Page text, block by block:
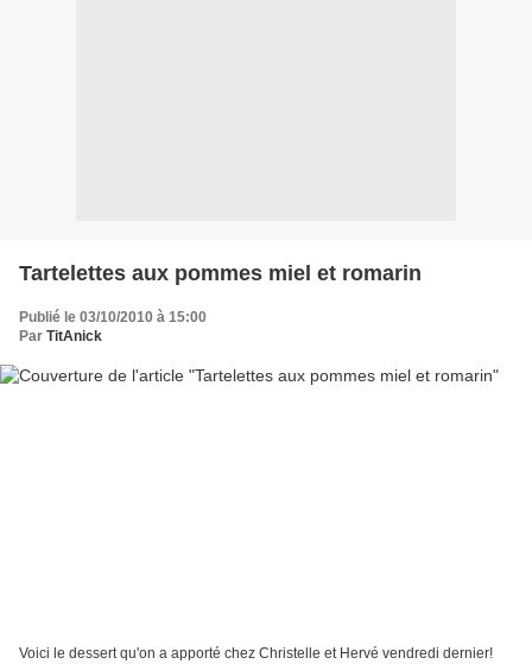
Tartelettes aux pommes miel et romarin
Publié le 03/10/2010 à 15:00
Par TitAnick
Voici le dessert qu'on a apporté chez Christelle et Hervé vendredi dernier!